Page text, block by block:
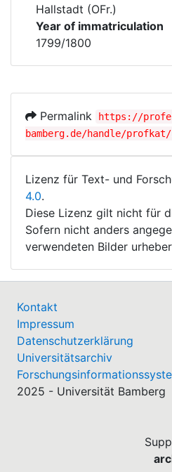
Hallstadt (OFr.)
Year of immatriculation
1799/1800
Permalink
https://
bamberg.de/handle/profkat/
Lizenz für Text- und
4.0.
Diese Lizenz gilt nicht für
Sofern nicht anders
verwendeten Bilder
Kontakt
Impressum
Datenschutzerklärung
Universitätsarchiv
2025 - Universität Bamberg